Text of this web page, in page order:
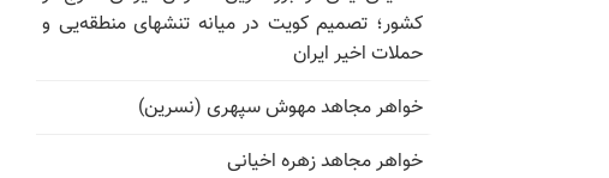
کشور؛ تصمیم کویت در میانه تنشهای منطقه‌یی و
حملات اخیر ایران
خواهر مجاهد مهوش سپهری (نسرین)
خواهر مجاهد زهره اخیانی